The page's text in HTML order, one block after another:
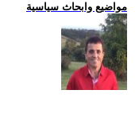
مواضيع وابحاث سياسية